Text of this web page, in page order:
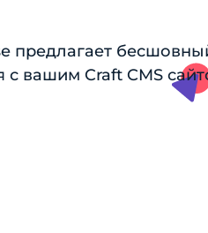
предлагает
с вашим Craft CMS